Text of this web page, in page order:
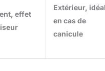
effet
Extérieur,
en cas de
canicule